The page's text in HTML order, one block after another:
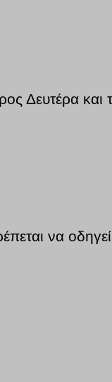
Δευτέρα και
να